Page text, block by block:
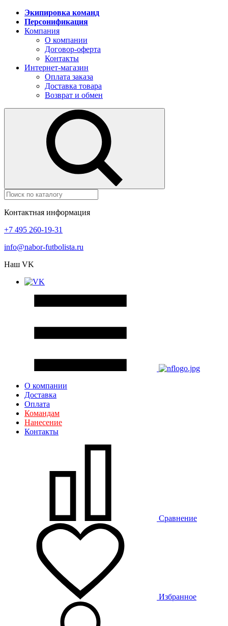
Экипировка команд
Персонификация
Компания
О компании
Договор-оферта
Контакты
Интернет-магазин
Оплата заказа
Доставка товара
Возврат и обмен
Контактная информация
+7 495 260-19-31
info@nabor-futbolista.ru
Наш VK
О компании
Доставка
Оплата
Командам
Нанесение
Контакты
Сравнение
Избранное